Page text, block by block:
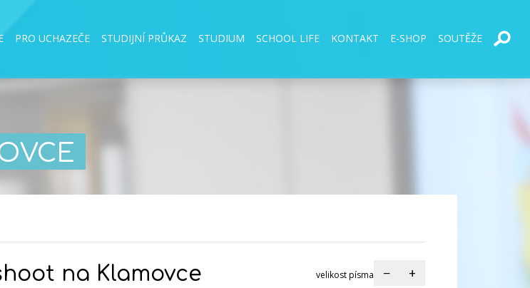
PRO UCHAZEČE STUDIJNÍ PRŮKAZ STUDIUM SCHOOL LIFE KONTAKT E-SHOP SOUTĚŽE
na Klamovce velikost písma − +